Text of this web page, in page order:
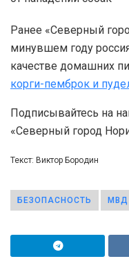
Ранее «Северный
минувшем году
качестве домашних
корги-пемброк и
Подписывайтесь на
«Северный город
Текст: Виктор Бородин
БЕЗОПАСНОСТЬ МВД